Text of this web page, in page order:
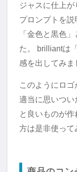
ジャスに仕上が
プロンプトを
「金色と黒色
た。 brilliantは
感を出してみま
このようにロゴ
適当に思いつい
と良いものが
方は是非使って